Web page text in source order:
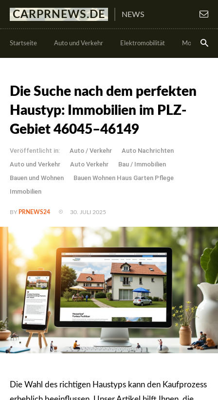
CARPRNEWS.DE NEWS
Startseite Auto und Verkehr Elektromobilität Motorsport
Die Suche nach dem perfekten
Haustyp: Immobilien im PLZ-
Gebiet 46045–46149
Veröffentlicht in: Auto / Verkehr
Auto Nachrichten
Auto und Verkehr
Auto Verkehr
Bau / Immobilien
Bauen und Wohnen
Bauen Wohnen Haus Garten Pflege
Immobilien
BY PRNEWS24 30. JULI 2025
Die Wahl des richtigen Haustyps kann den Kaufprozess